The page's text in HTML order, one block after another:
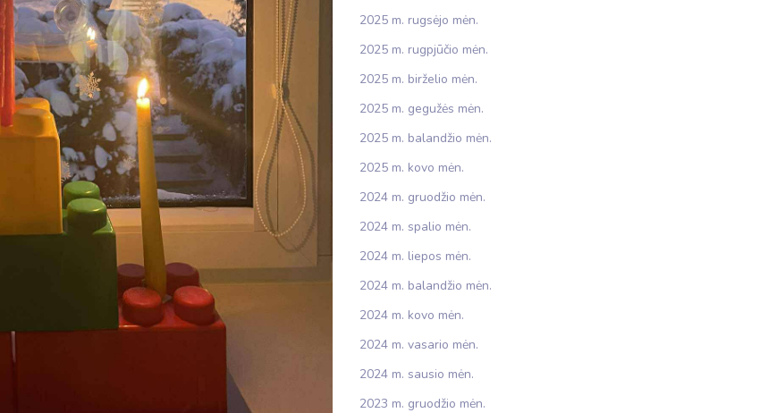
2025 m. rugsėjo mėn.
2025 m. rugpjūčio mėn.
2025 m. birželio mėn.
2025 m. gegužės mėn.
2025 m. balandžio mėn.
2025 m. kovo mėn.
2024 m. gruodžio mėn.
2024 m. spalio mėn.
2024 m. liepos mėn.
2024 m. balandžio mėn.
2024 m. kovo mėn.
2024 m. vasario mėn.
2024 m. sausio mėn.
2023 m. gruodžio mėn.